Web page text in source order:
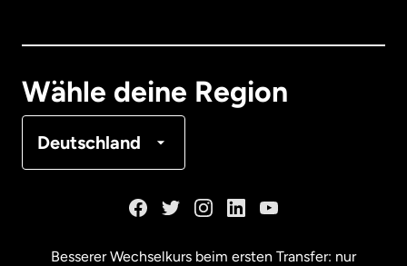
Wähle deine Region
Deutschland
Besserer Wechselkurs beim ersten Transfer: nur